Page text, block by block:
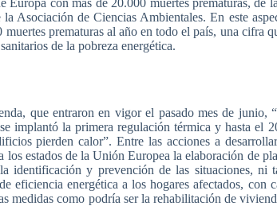
Europa conmás de 20.000 muertes prematuras, de
la Asociación deCiencias Ambientales. En este
muertes prematurasal añoentodo elpaís, una cifra
sanitarios de la pobreza energética.
, que entraron en vigor el pasado mes de junio,
implantó laprimera regulación térmica yhasta el
pierden calor”.Entre las accionesa desarrollar
los estadosde laUnión Europea laelaboración de
laidentificación y prevención delas situaciones, ni
deeficiencia energética a loshogares afectados, con
medidas como podría serla rehabilitación de